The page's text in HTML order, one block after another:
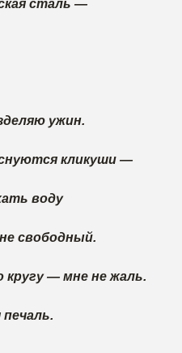
сталь —
ужин.
кликуши —
воду
свободный.
— мне не жаль.